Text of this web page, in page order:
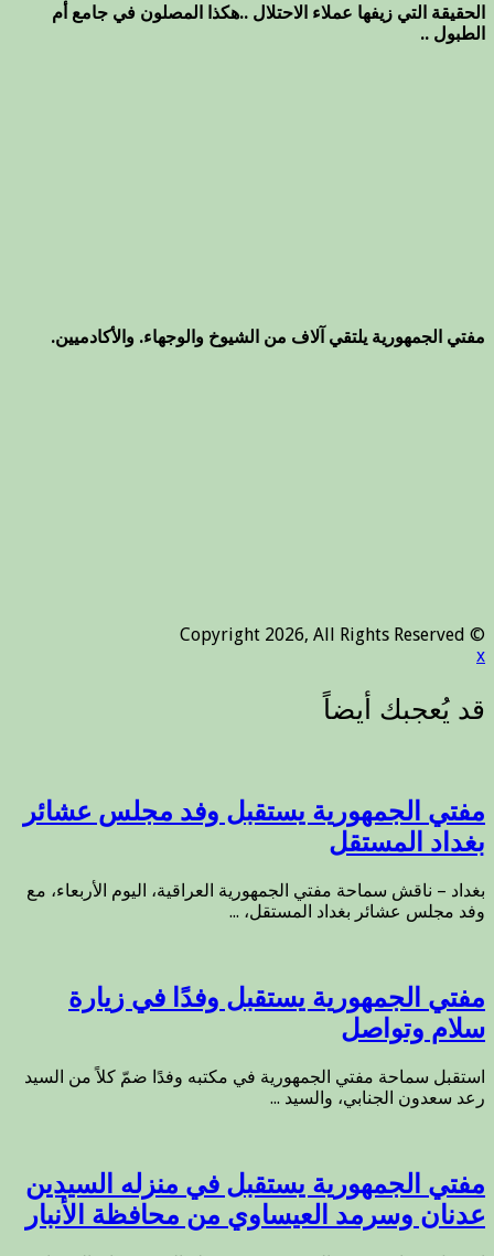
الحقيقة التي زيفها عملاء الاحتلال ..هكذا المصلون في جامع أم
الطبول ..
مفتي الجمهورية يلتقي آلاف من الشيوخ والوجهاء. والأكادميين.
© Copyright 2026, All Rights Reserved
x
مفتي الجمهورية يستقبل وفد مجلس عشائر
بغداد المستقل
بغداد – ناقش سماحة مفتي الجمهورية العراقية، اليوم الأربعاء، مع
وفد مجلس عشائر بغداد المستقل، ...
مفتي الجمهورية يستقبل وفدًا في زيارة
سلام وتواصل
استقبل سماحة مفتي الجمهورية في مكتبه وفدًا ضمّ كلاً من السيد
رعد سعدون الجنابي، والسيد ...
مفتي الجمهورية يستقبل في منزله السيدين
عدنان وسرمد العيساوي من محافظة الأنبار